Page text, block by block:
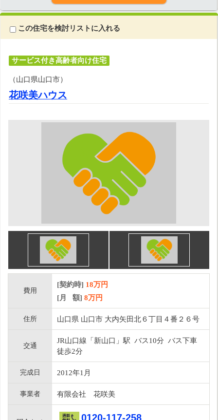
この住宅を検討リストに入れる
サービス付き高齢者向け住宅
（山口県山口市）
花咲美ハウス
費用
[契約時] 18万円
[月 額] 8万円
住所 山口県 山口市 大内矢田北６丁目４番２６号
交通
JR山口線「新山口」駅 バス10分 バス下車
徒歩2分
完成日 2012年1月
事業者 有限会社 花咲美
0120-117-258